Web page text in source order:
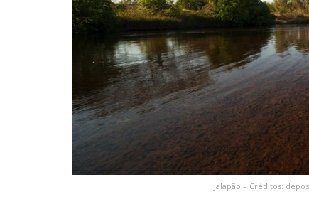
Jalapão – Créditos: